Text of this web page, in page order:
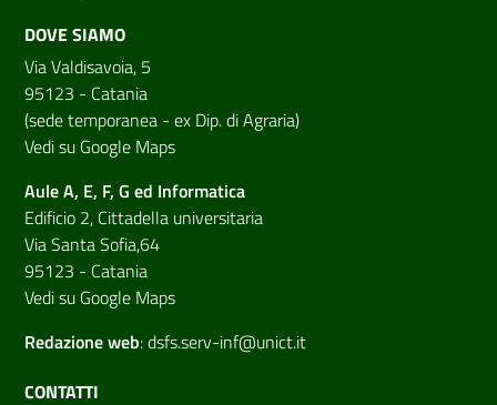
DOVE SIAMO
Via Valdisavoia, 5
95123 - Catania
(sede temporanea - ex Dip. di Agraria)
Vedi su Google Maps
Aule A, E, F, G ed Informatica
Edificio 2, Cittadella universitaria
Via Santa Sofia,64
95123 - Catania
Vedi su Google Maps
Redazione web:dsfs.serv-inf@unict.it
CONTATTI